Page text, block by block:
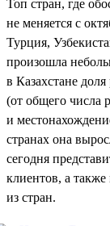
Топ стран, где
не меняется с
Турция,
произошла
в Казахстане
(от общего числа
и
странах она
сегодня
клиентов, а
из стран.